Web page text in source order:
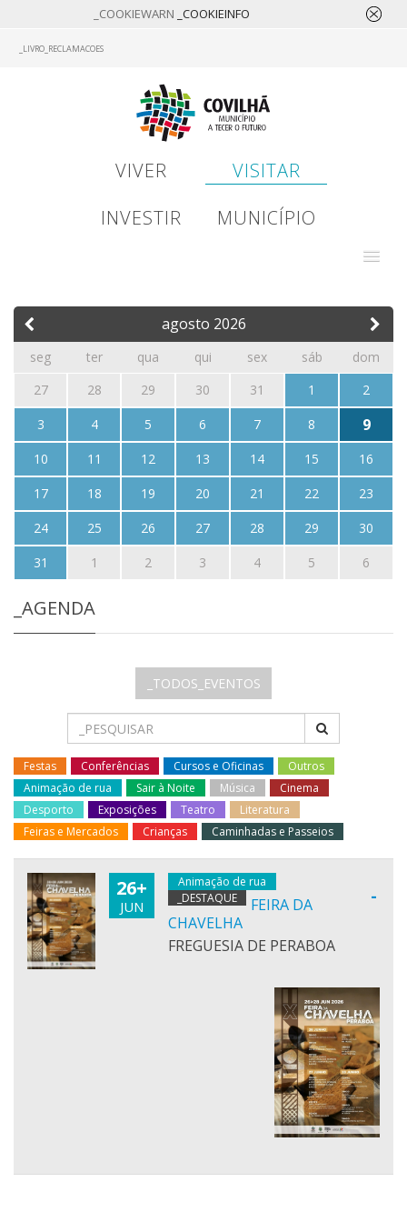
_COOKIEWARN _COOKIEINFO
_LIVRO_RECLAMACOES
VIVER
VISITAR
INVESTIR
MUNICÍPIO
agosto 2026
seg ter qua qui sex sáb
dom
27
28 29 30 31 1
2
3
4 5 6 7 8 9
10 11 12 13 14 15
16
17
18 19 20 21 22
23
24
25 26 27 28 29
30
31
1 2 3 4 5 6
_AGENDA
_TODOS_EVENTOS
Festas Conferências Cursos e Oficinas
Outros
Animação de rua
Sair à Noite Música
Cinema
Desporto
Exposições Teatro
Literatura
Feiras e Mercados
Crianças Caminhadas e Passeios
-
26+
JUN
Animação de rua
_DESTAQUE
FEIRA DA
CHAVELHA
FREGUESIA DE PERABOA